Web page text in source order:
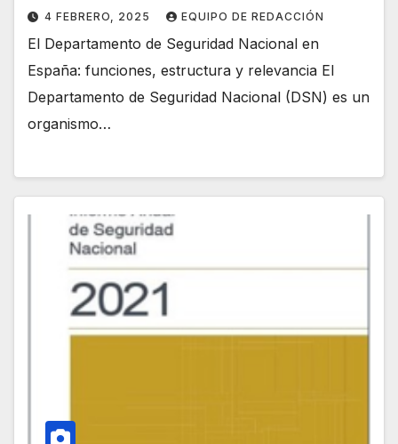
4 FEBRERO, 2025 EQUIPO DE REDACCIÓN
El Departamento de Seguridad Nacional en
España: funciones, estructura y relevancia El
Departamento de Seguridad Nacional (DSN) es un
organismo…